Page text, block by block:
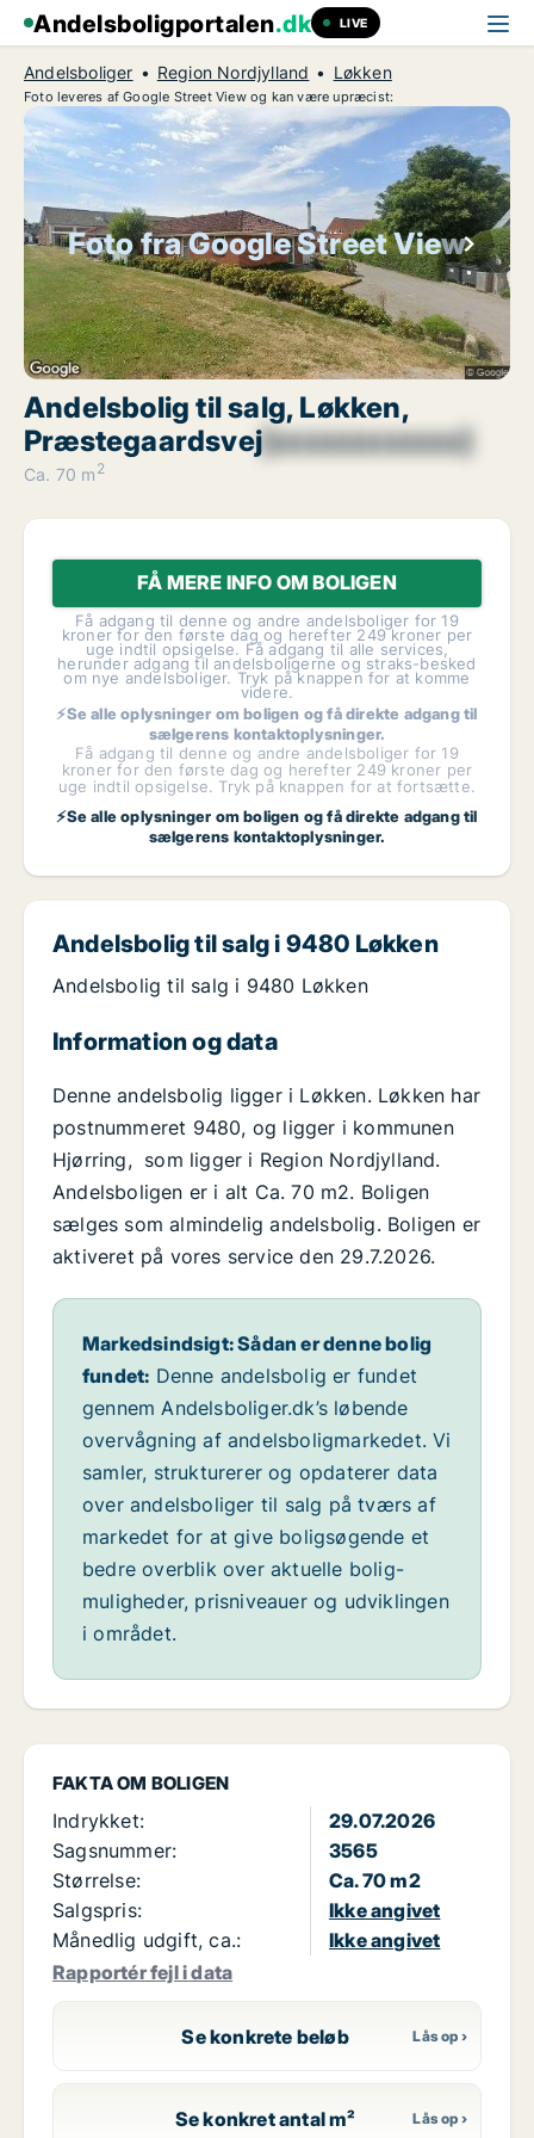
Andelsboligportalen.dk LIVE
Andelsboliger Region Nordjylland Løkken
Foto leveres af Google Street View og kan være upræcist:
Foto fra Google Street View
Andelsbolig til salg, Løkken,
Præstegaardsvej[xxxxxxxxxxxx]
Ca. 70 m 2
FÅ MERE INFO OM BOLIGEN
Få adgang til denne og andre andelsboliger for 19
kroner for den første dag og herefter 249 kroner per
uge indtil opsigelse. Få adgang til alle services,
herunder adgang til andelsboligerne og straks-besked
om nye andelsboliger. Tryk på knappen for at komme
videre.
⚡Se alle oplysninger om boligen og få direkte adgang til
sælgerens kontaktoplysninger.
Få adgang til denne og andre andelsboliger for 19
kroner for den første dag og herefter 249 kroner per
uge indtil opsigelse. Tryk på knappen for at fortsætte.
⚡Se alle oplysninger om boligen og få direkte adgang til
sælgerens kontaktoplysninger.
FAKTA OM BOLIGEN
Indrykket:
29.07.2026
Sagsnummer:
3565
Størrelse:
Ca. 70 m2
Salgspris:
Ikke angivet
Månedlig udgift, ca.:
Ikke angivet
Rapportér fejl i data
Se konkrete beløb
Se konkret antal m²
Andelsbolig til salg i 9480 Løkken
Andelsbolig til salg i 9480 Løkken
Information og data
Denne andelsbolig ligger i Løkken. Løkken har
postnummeret 9480, og ligger i kommunen
Hjørring, som ligger i Region Nordjylland.
Andelsboligen er i alt Ca. 70 m2. Boligen
sælges som almindelig andelsbolig. Boligen er
aktiveret på vores service den 29.7.2026.
Markedsindsigt: Sådan er denne bolig
fundet: Denne andelsbolig er fundet
gennem Andelsboliger.dk’s løbende
overvågning af andelsboligmarkedet. Vi
samler, strukturerer og opdaterer data
over andelsboliger til salg på tværs af
markedet for at give boligsøgende et
bedre overblik over aktuelle bolig-
muligheder, prisniveauer og udviklingen
i området.